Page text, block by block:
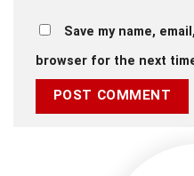
Save my name,
browser for the next